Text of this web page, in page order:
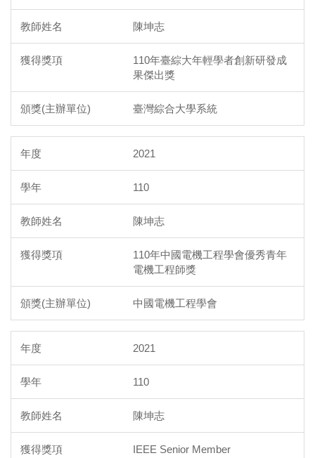
陳坤志
110年臺綜大年輕學者創新研發成
果傑出獎
臺灣綜合大學系統
2021
110
陳坤志
110年中國電機工程學會優秀青年
電機工程師獎
中國電機工程學會
2021
110
陳坤志
IEEE Senior Member